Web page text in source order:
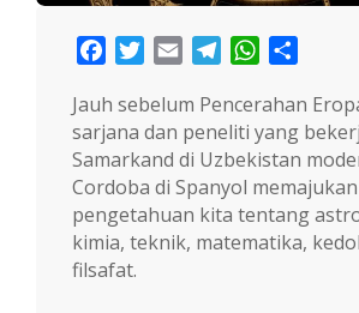
FacebookTwitter
Email TelegramWhatsApp
Jauh sebelum Pencerahan
sarjana dan peneliti yang
Samarkand di Uzbekistan
Cordoba di Spanyol memajukan
pengetahuan kita tentang
kimia, teknik, matematika,
filsafat.